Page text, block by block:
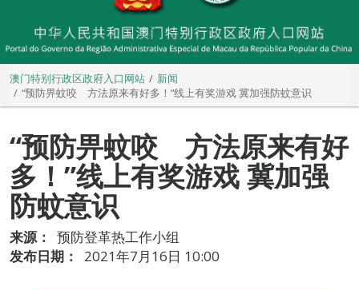
澳门特别行政区政府入口网站
新闻
“预防畀蚊咬 方法原来有好多！”线上有奖游戏 冀加强防蚊意识
“预防畀蚊咬 方法原来有好
多！”线上有奖游戏 冀加强
防蚊意识
来源：
预防登革热工作小组
发布日期：
2021年7月16日 10:00